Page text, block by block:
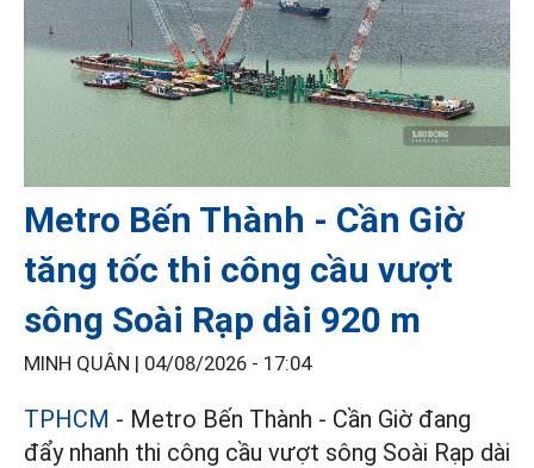
Metro Bến Thành - Cần Giờ
tăng tốc thi công cầu vượt
sông Soài Rạp dài 920 m
MINH QUÂN | 04/08/2026 - 17:04
TPHCM - Metro Bến Thành - Cần Giờ đang
đẩy nhanh thi công cầu vượt sông Soài Rạp dài